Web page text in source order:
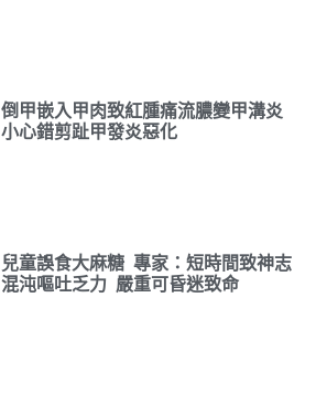
倒甲嵌入甲肉致紅腫痛流膿變甲溝炎
小心錯剪趾甲發炎惡化
兒童誤食大麻糖 專家：短時間致神志
混沌嘔吐乏力 嚴重可昏迷致命